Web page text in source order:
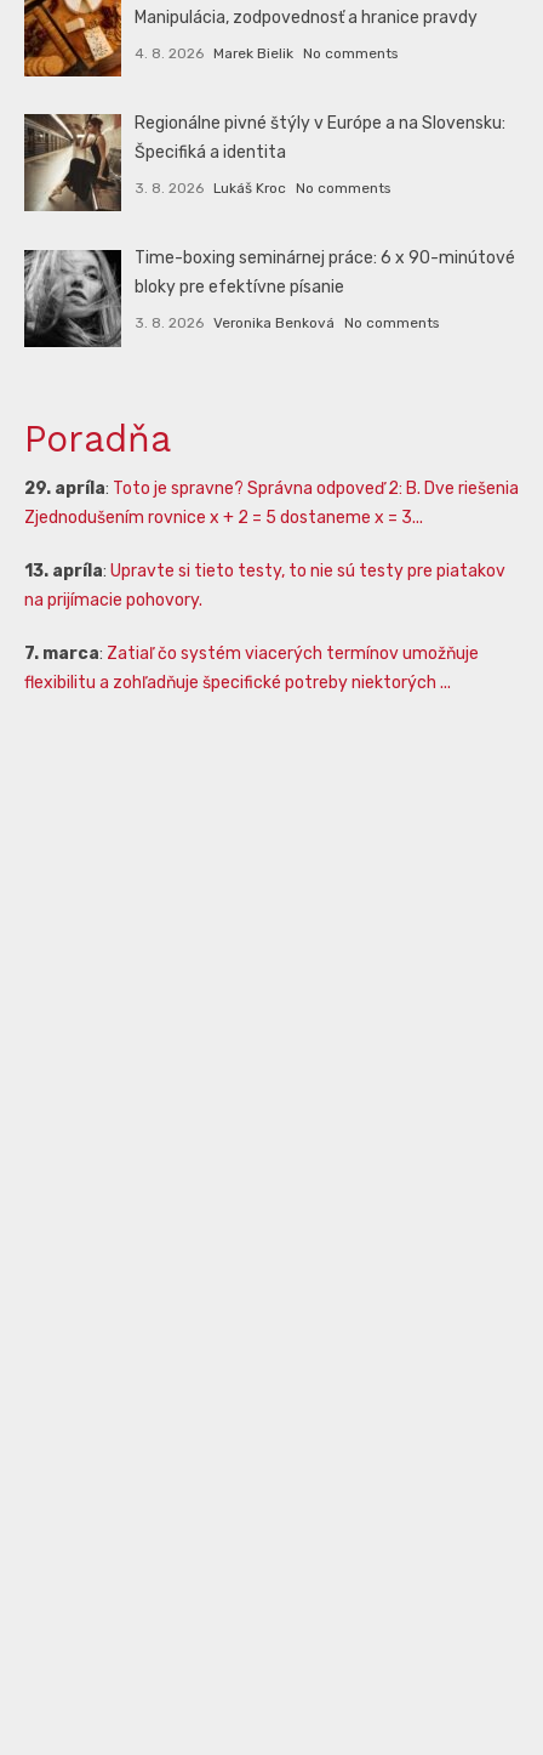
Manipulácia, zodpovednosť a hranice pravdy
4. 8. 2026 Marek Bielik No comments
Regionálne pivné štýly v Európe a na Slovensku:
Špecifiká a identita
3. 8. 2026 Lukáš Kroc No comments
Time-boxing seminárnej práce: 6 x 90-minútové
bloky pre efektívne písanie
3. 8. 2026 Veronika Benková No comments
Poradňa
29. apríla: Toto je spravne? Správna odpoveď 2: B. Dve riešenia
Zjednodušením rovnice x + 2 = 5 dostaneme x = 3...
13. apríla: Upravte si tieto testy, to nie sú testy pre piatakov
na prijímacie pohovory.
7. marca: Zatiaľ čo systém viacerých termínov umožňuje
flexibilitu a zohľadňuje špecifické potreby niektorých ...